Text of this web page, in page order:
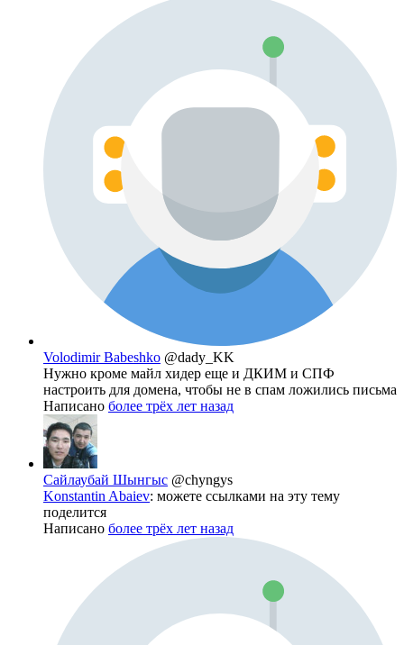
Volodimir Babeshko @dady_KK
Нужно кроме майл хидер еще и ДКИМ и СПФ
настроить для домена, чтобы не в спам ложились письма
Написано более трёх лет назад
Сайлаубай Шынгыс @chyngys
Konstantin Abaiev: можете ссылками на эту тему
поделится
Написано более трёх лет назад